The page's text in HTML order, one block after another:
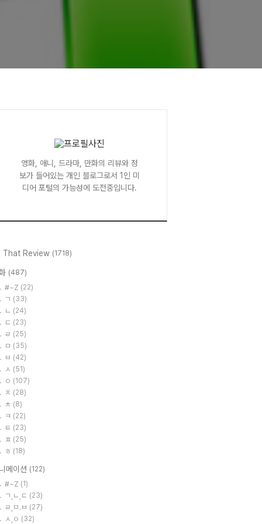
영화, 애니, 드라마, 만화의 리뷰와 정
보가 들어있는 개인 블로그로서 1인 미
디어 포털의 가능성에 도전중입니다.
That Review (1718)
(487)
#~Z (22)
ㄱ (33)
ㄴ (24)
ㄷ (23)
ㄹ (25)
ㅁ (35)
ㅂ (42)
ㅅ (51)
ㅇ (107)
ㅈ (28)
ㅊ (8)
ㅋ (22)
ㅌ (23)
ㅍ (25)
ㅎ (18)
메이션 (122)
#~Z (1)
ㄱ,ㄴ,ㄷ (23)
ㄹ,ㅁ.ㅂ (27)
ㅅ,ㅇ (32)